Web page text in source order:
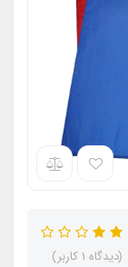
(دیدگاه 1 کاربر)